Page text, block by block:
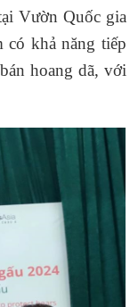
Vườn Quốc gia
khả năng tiếp
hoang dã, với